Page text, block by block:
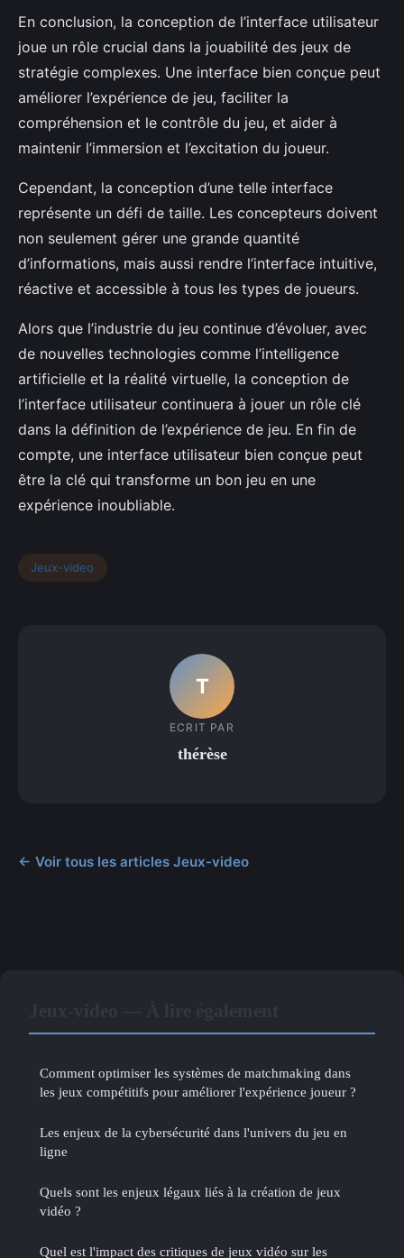
En conclusion, la conception de l’interface utilisateur
joue un rôle crucial dans la jouabilité des jeux de
stratégie complexes. Une interface bien conçue peut
améliorer l’expérience de jeu, faciliter la
compréhension et le contrôle du jeu, et aider à
maintenir l’immersion et l’excitation du joueur.
Cependant, la conception d’une telle interface
représente un défi de taille. Les concepteurs doivent
non seulement gérer une grande quantité
d’informations, mais aussi rendre l’interface intuitive,
réactive et accessible à tous les types de joueurs.
Alors que l’industrie du jeu continue d’évoluer, avec
de nouvelles technologies comme l’intelligence
artificielle et la réalité virtuelle, la conception de
l’interface utilisateur continuera à jouer un rôle clé
dans la définition de l’expérience de jeu. En fin de
compte, une interface utilisateur bien conçue peut
être la clé qui transforme un bon jeu en une
expérience inoubliable.
Jeux-video
T
ECRIT PAR
thérèse
← Voir tous les articles Jeux-video
Comment optimiser les systèmes de matchmaking dans
les jeux compétitifs pour améliorer l'expérience joueur ?
Les enjeux de la cybersécurité dans l'univers du jeu en
ligne
Quels sont les enjeux légaux liés à la création de jeux
vidéo ?
Quel est l'impact des critiques de jeux vidéo sur les